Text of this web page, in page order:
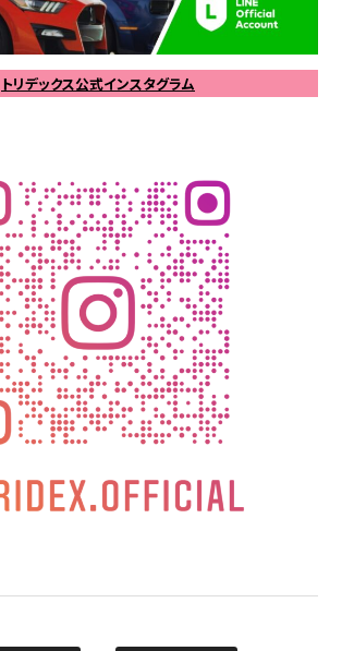
トリデックス公式インスタグラム